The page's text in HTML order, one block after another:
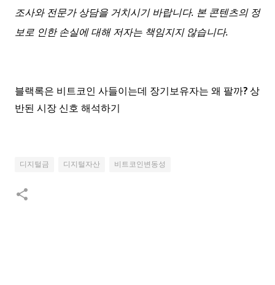
조사와 전문가 상담을 거치시기 바랍니다. 본 콘텐츠의 정
보로 인한 손실에 대해 저자는 책임지지 않습니다.
블랙록은 비트코인 사들이는데 장기보유자는 왜 팔까? 상
반된 시장 신호 해석하기
디지털금 디지털자산 비트코인변동성